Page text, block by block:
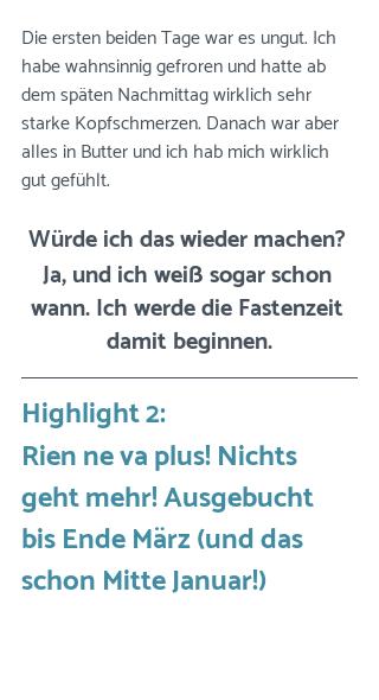
Die ersten beiden Tage war es ungut. Ich
habe wahnsinnig gefroren und hatte ab
dem späten Nachmittag wirklich sehr
starke Kopfschmerzen. Danach war aber
alles in Butter und ich hab mich wirklich
gut gefühlt.
Würde ich das wieder machen?
Ja, und ich weiß sogar schon
wann. Ich werde die Fastenzeit
damit beginnen.
Highlight 2:
Rien ne va plus! Nichts
geht mehr! Ausgebucht
bis Ende März (und das
schon Mitte Januar!)